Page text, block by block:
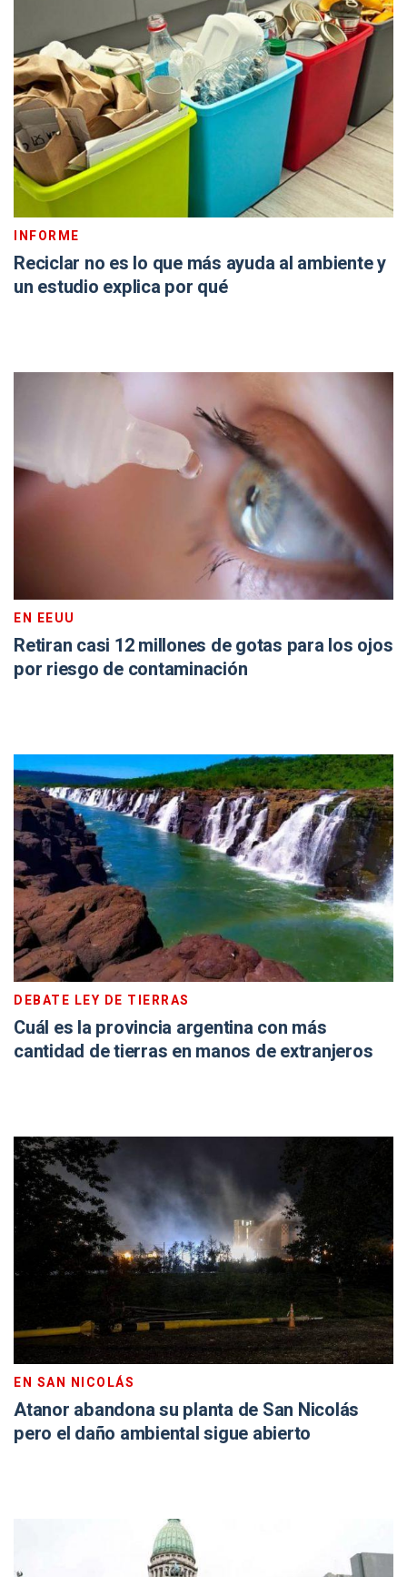
INFORME
Reciclar no es lo que más ayuda al ambiente y
un estudio explica por qué
EN EEUU
Retiran casi 12 millones de gotas para los ojos
por riesgo de contaminación
DEBATE LEY DE TIERRAS
Cuál es la provincia argentina con más
cantidad de tierras en manos de extranjeros
EN SAN NICOLÁS
Atanor abandona su planta de San Nicolás
pero el daño ambiental sigue abierto